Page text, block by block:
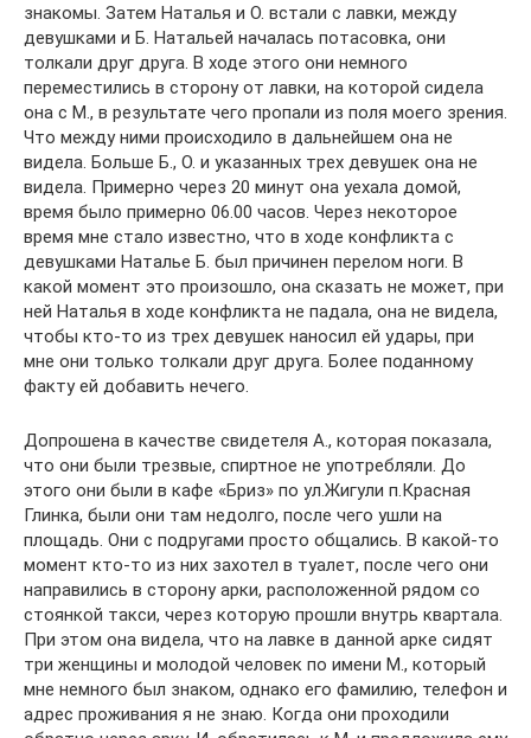
знакомы. Затем Наталья и О. встали с лавки, между
девушками и Б. Натальей началась потасовка, они
толкали друг друга. В ходе этого они немного
переместились в сторону от лавки, на которой сидела
она с М., в результате чего пропали из поля моего зрения.
Что между ними происходило в дальнейшем она не
видела. Больше Б., О. и указанных трех девушек она не
видела. Примерно через 20 минут она уехала домой,
время было примерно 06.00 часов. Через некоторое
время мне стало известно, что в ходе конфликта с
девушками Наталье Б. был причинен перелом ноги. В
какой момент это произошло, она сказать не может, при
ней Наталья в ходе конфликта не падала, она не видела,
чтобы кто-то из трех девушек наносил ей удары, при
мне они только толкали друг друга. Более поданному
факту ей добавить нечего.
Допрошена в качестве свидетеля А., которая показала,
что они были трезвые, спиртное не употребляли. До
этого они были в кафе «Бриз» по ул.Жигули п.Красная
Глинка, были они там недолго, после чего ушли на
площадь. Они с подругами просто общались. В какой-то
момент кто-то из них захотел в туалет, после чего они
направились в сторону apки, расположенной рядом со
стоянкой такси, через которую прошли внутрь квартала.
При этом она видела, что на лавке в данной арке сидят
три женщины и молодой человек по имени М., который
мне немного был знаком, однако его фамилию, телефон и
адрес проживания я не знаю. Когда они проходили